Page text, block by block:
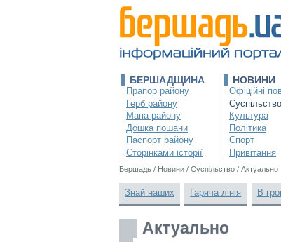
БЕРШАДЩИНА
Прапор району
Герб району
Мапа району
Дошка пошани
Паспорт району
Сторінками історії
НОВИНИ
Офіційні
Суспільство
Культура
Політика
Спорт
Привітання
Бершадь / Новини / Суспільство / Актуально
Знай наших Гаряча лінія В
Актуально